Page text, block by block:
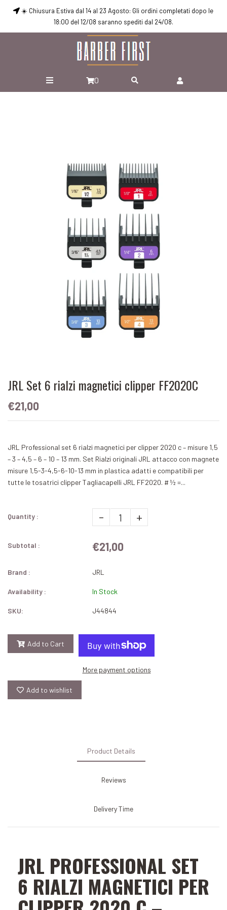
☀️ Chiusura Estiva dal 14 al 23 Agosto: Gli ordini completati dopo le
18:00 del 12/08 saranno spediti dal 24/08.
0
JRL Set 6 rialzi magnetici clipper FF2020C
€21,00
JRL Professional set 6 rialzi magnetici per clipper 2020 c – misure 1,5
– 3 – 4,5 – 6 – 10 – 13 mm. Set Rialzi originali JRL attacco con magnete
misure 1,5-3-4,5-6-10-13 mm in plastica adatti e compatibili per
tutte le tosatrici clipper Tagliacapelli JRL FF2020. # ½ =...
Quantity : - +
Subtotal : €21,00
Brand : JRL
Availability : In Stock
SKU: J44844
Add to Cart
More payment options
Add to wishlist
Product Details
Reviews
Delivery Time
JRL PROFESSIONAL SET
6 RIALZI MAGNETICI PER